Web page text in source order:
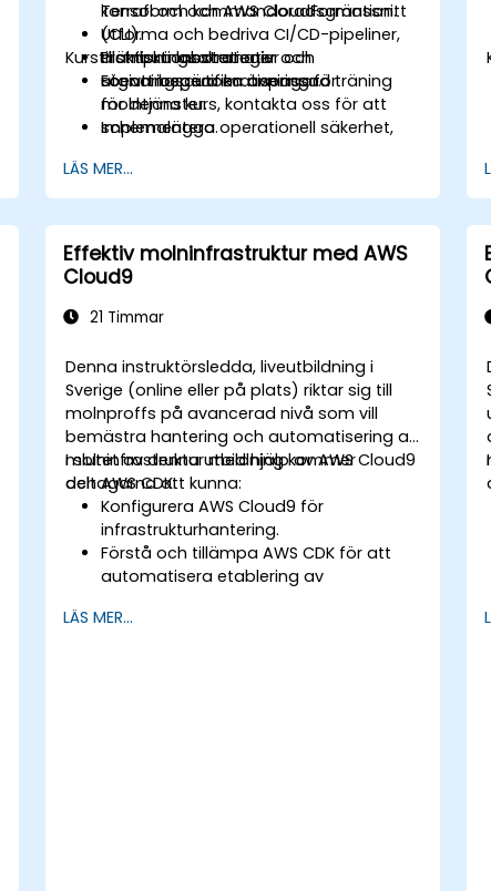
Terraform och AWS CloudFormation.
Utforma och bedriva CI/CD-pipeliner,
distributionsstrategier och
utgivningsautomatisering för
molntjänster.
Implementera operationell säkerhet,
driftboksbaserad incidenthantering.
Tillämpa kostnadshantering,
säkerhetskopia och
haveriberedskapspraktiker för
produktionsmolnmiljöer.
konsol och kommandoradsgränssnitt
(CLI).
Praktiska laborationer och
scenariospecifika övningar.
Kurstillämpningsalternativ
För att begära en anpassad träning
för denna kurs, kontakta oss för att
schemalägga.
LÄS MER...
Effektiv molninfrastruktur med AWS
Cloud9
21 Timmar
Denna instruktörsledda, liveutbildning i
Sverige (online eller på plats) riktar sig till
molnproffs på avancerad nivå som vill
bemästra hantering och automatisering av
molninfrastruktur med hjälp av AWS Cloud9
och AWS CDK.
I slutet av denna utbildning kommer
deltagarna att kunna:
Konfigurera AWS Cloud9 för
infrastrukturhantering.
Förstå och tillämpa AWS CDK för att
automatisera etablering av
Designa effektiva och skalbara
LÄS MER...